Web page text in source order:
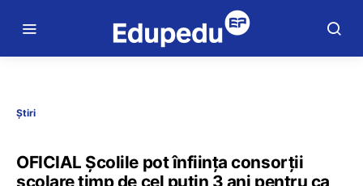
Știri
OFICIAL Școlile pot înființa consorții
școlare timp de cel puțin 3 ani pentru ca